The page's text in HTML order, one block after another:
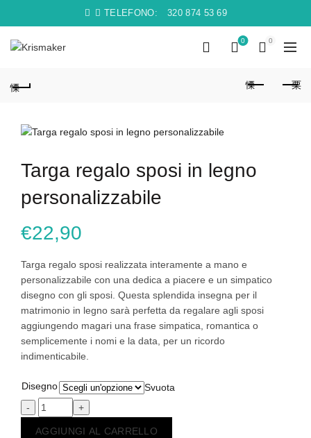
TELEFONO: 320 874 53 69
0 0
Targa regalo sposi in legno
personalizzabile
€22,90
Targa regalo sposi realizzata interamente a mano e
personalizzabile con una dedica a piacere e un simpatico
disegno con gli sposi. Questa splendida insegna per il
matrimonio in legno sarà perfetta da regalare agli sposi
aggiungendo magari una frase simpatica, romantica o
semplicemente i nomi e la data, per un ricordo
indimenticabile.
Disegno Svuota
AGGIUNGI AL CARRELLO